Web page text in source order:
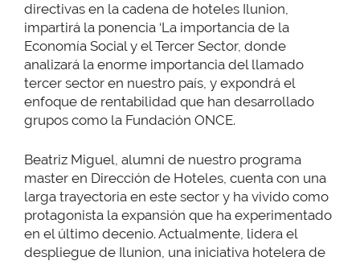
directivas en la cadena de hoteles Ilunion,
impartirá la ponencia ‘La importancia de la
Economía Social y el Tercer Sector, donde
analizará la enorme importancia del llamado
tercer sector en nuestro país, y expondrá el
enfoque de rentabilidad que han desarrollado
grupos como la Fundación ONCE.
Beatriz Miguel, alumni de nuestro programa
master en Dirección de Hoteles, cuenta con una
larga trayectoria en este sector y ha vivido como
protagonista la expansión que ha experimentado
en el último decenio. Actualmente, lidera el
despliegue de Ilunion, una iniciativa hotelera de